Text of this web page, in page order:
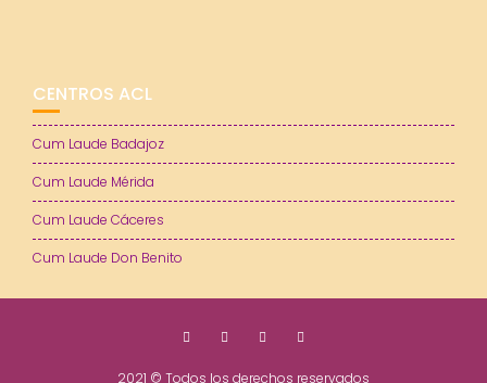
CENTROS ACL
Cum Laude Badajoz
Cum Laude Mérida
Cum Laude Cáceres
Cum Laude Don Benito
2021 © Todos los derechos reservados